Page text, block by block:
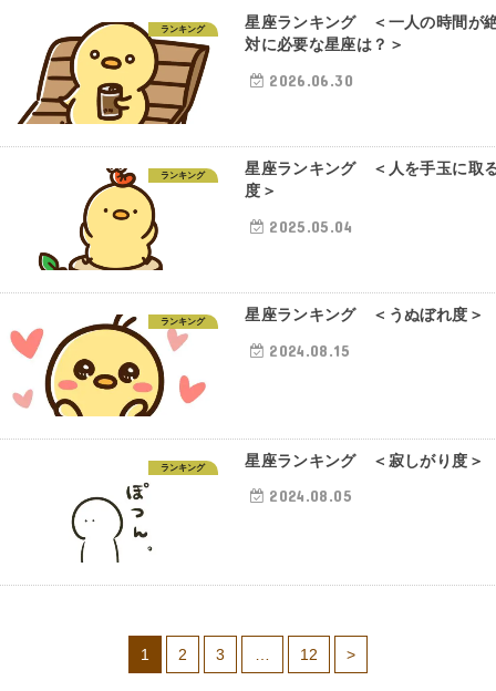
ランキング
星座ランキング ＜一人の時間が
対に必要な星座は？＞
2026.06.30
ランキング
星座ランキング ＜人を手玉に取
度＞
2025.05.04
ランキング 星座ランキング ＜うぬぼれ度＞
2024.08.15
ランキング 星座ランキング ＜寂しがり度＞
2024.08.05
1 2 3 12 >